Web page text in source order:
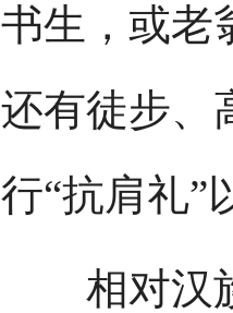
书生，或老
还有徒步、
行“抗肩礼”
相对汉族